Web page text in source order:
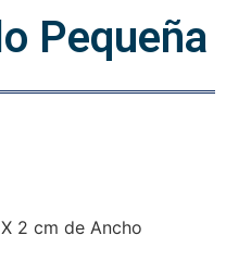
Pequeña
2 cm de Ancho